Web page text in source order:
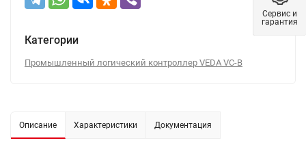
Категории
Промышленный логический контроллер VEDA VC-B
Описание Характеристики Документация
Сервис и
гарантия